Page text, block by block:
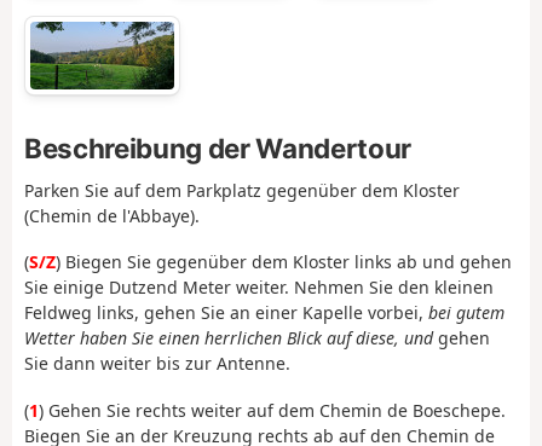
Beschreibung der Wandertour
Parken Sie auf dem Parkplatz gegenüber dem Kloster
(Chemin de l'Abbaye).
(S/Z) Biegen Sie gegenüber dem Kloster links ab und gehen
Sie einige Dutzend Meter weiter. Nehmen Sie den kleinen
Feldweg links, gehen Sie an einer Kapelle vorbei, bei gutem
Wetter haben Sie einen herrlichen Blick auf diese, undgehen
Sie dann weiter bis zur Antenne.
(1) Gehen Sie rechts weiter auf dem Chemin de Boeschepe.
Biegen Sie an der Kreuzung rechts ab auf den Chemin de